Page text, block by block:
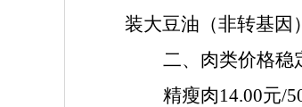
装大豆油（非转基因
二、 肉类价格稳
精瘦肉14.00元/